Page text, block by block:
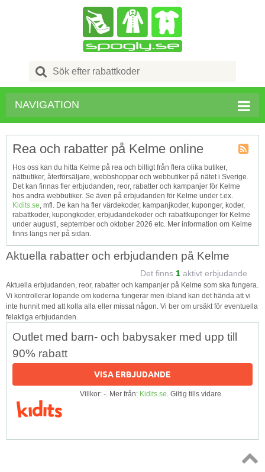
Search
for:
NAVIGATION
RSS
Rea och rabatter på Kelme online
Hos oss kan du hitta Kelme på rea och billigt från flera olika butiker,
nätbutiker, återförsäljare, webbshoppar och webbutiker på nätet i Sverige.
Det kan finnas fler erbjudanden, reor, rabatter och kampanjer för Kelme
hos andra webbutiker. Se även på erbjudanden för Kelme under t.ex.
Kidits.se, mfl. De kan ha fler värdekoder, kampanjkoder, kuponger, koder,
rabattkoder, kupongkoder, erbjudandekoder och rabattkuponger för Kelme
under augusti, september och oktober 2026 etc. Mer information om Kelme
finns längs ner på sidan.
Aktuella rabatter och erbjudanden på Kelme
Det finns 1 aktivt erbjudande
Aktuella erbjudanden, reor, rabatter och kampanjer på Kelme som ska fungera.
Vi kontrollerar löpande om koderna fungerar men ibland kan det hända att vi
inte hunnit med att kolla alla eller missat någon. Vi ber om ursäkt för eventuella
felaktiga erbjudanden.
Outlet med barn- och babysaker med upp till
90% rabatt
VISA ERBJUDANDE
Villkor: -. Mer från: Kidits.se. Giltig tills vidare.